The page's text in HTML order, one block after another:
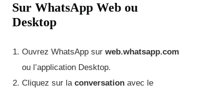
Sur WhatsApp Web ou
Desktop
Ouvrez WhatsApp sur web.whatsapp.com
ou l’application Desktop.
Cliquez sur la conversation avec le